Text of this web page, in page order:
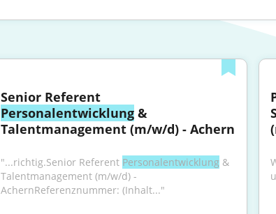
Personalentwicklung &
Talentmanagement (m/w/d) - Achern
"...richtig.Senior Referent Personalentwicklung &
Talentmanagement (m/w/d) -
AchernReferenznummer: (Inhalt..."